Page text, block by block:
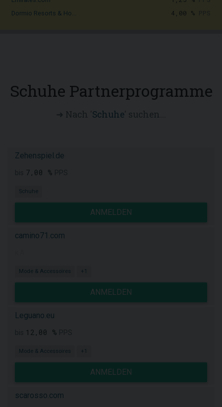
Dormio Resorts & Ho... 4,00 %
Schuhe Partnerprogramme
Schuhe
Zehenspiel.de
7,00 %
Schuhe
ANMELDEN
camino71.com
Mode & Accessoires +1
ANMELDEN
Leguano.eu
12,00 %
Mode & Accessoires +1
ANMELDEN
scarosso.com